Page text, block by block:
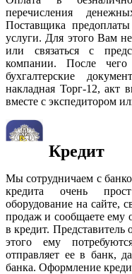
перечисления
Поставщика
услуги. Для этого Вам
или связаться с
компании. После
бухгалтерские
накладная Торг-12, акт
вместе с экспедитором
Кредит
Мы сотрудничаем с
кредита очень
оборудование на сайте,
продаж и сообщаете ему
в кредит. Представитель
этого ему
отправляет ее в банк,
банка. Оформление